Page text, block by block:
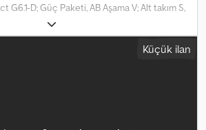
G6.1-D; Güç Paketi, AB Aşama V; Alt takım S,
Mini-joystick ile 2500 mm destekleyici palet;
tabanlı paletler, 46 bağlantı; Konforlu
Küçük ilan